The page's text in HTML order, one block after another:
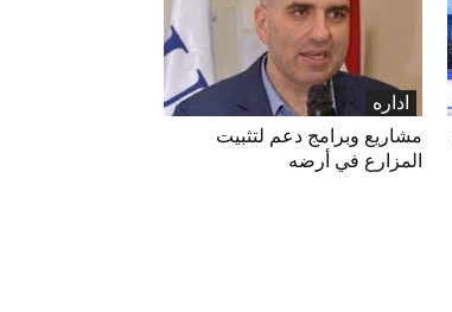
اداره
مشاريع وبرامج دعم لتثبيت
المزارع في أرضه